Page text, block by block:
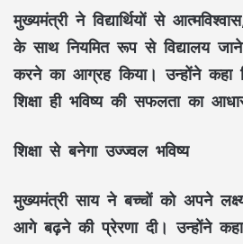
मुख्यमंत्री ने विद्यार्थियों से
के साथ नियमित रूप से विद्यालय
करने का आग्रह किया। उन्होंने
शिक्षा ही भविष्य की सफलता का
शिक्षा से बनेगा उज्ज्वल भविष्य
मुख्यमंत्री साय ने बच्चों को अपने
आगे बढ़ने की प्रेरणा दी। उन्होंने